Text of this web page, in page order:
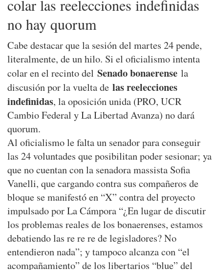
colar las reelecciones indefinidas
no hay quorum
Cabe destacar que la sesión del martes 24 pende,
literalmente, de un hilo. Si el oficialismo intenta
colar en el recinto del Senado bonaerense la
discusión por la vuelta de las reelecciones
indefinidas, la oposición unida (PRO, UCR
Cambio Federal y La Libertad Avanza) no dará
quorum.
Al oficialismo le falta un senador para conseguir
las 24 voluntades que posibilitan poder sesionar; ya
que no cuentan con la senadora massista Sofia
Vanelli, que cargando contra sus compañeros de
bloque se manifestó en “X” contra del proyecto
impulsado por La Cámpora “¿En lugar de discutir
los problemas reales de los bonaerenses, estamos
debatiendo las re re re de legisladores? No
entendieron nada”; y tampoco alcanza con “el
acompañamiento” de los libertarios “blue” del